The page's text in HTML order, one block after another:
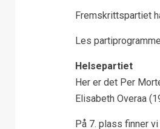
Fremskrittspartiet
Les
Helsepartiet
Her er det Per
Elisabeth Overaa
På 7. plass finner